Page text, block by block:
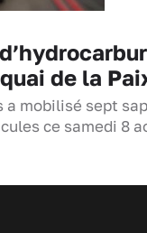
de la
a mobilisé sept
ce samedi 8